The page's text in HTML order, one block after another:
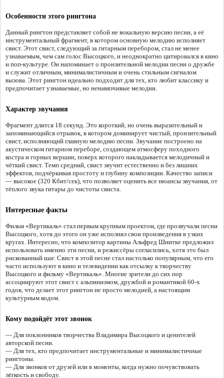
Особенности этого рингтона
Данный рингтон представляет собой не вокальную версию песни, а её
инструментальный фрагмент, в котором основную мелодию исполняет
свист. Этот свист, следующий за гитарным перебором, стал не менее
узнаваемым, чем сам голос Высоцкого, и неоднократно цитировался в кино
и поп-культуре. Он напоминает о пронзительной мелодии песни о дружбе
и служит отличным, минималистичным и очень стильным сигналом
вызова. Этот рингтон идеально подходит для тех, кто любит классику и
предпочитает узнаваемые, но ненавязчивые мелодии.
Характер звучания
Фрагмент длится 18 секунд. Это короткий, но очень выразительный и
запоминающийся отрывок, в котором доминирует чистый, пронзительный
свист, исполняющий главную мелодию песни. Звучание построено на
акустическом гитарном переборе, создающем атмосферу походного
костра и горных вершин, поверх которого накладывается мелодичный и
чёткий свист. Темп средний, свист звучит естественно и без лишних
эффектов, подчёркивая простоту и глубину композиции. Качество записи
— высокое (320 Кбит/сек), что позволяет оценить все нюансы звучания, от
тёплого звука гитары до чистоты свиста.
Интересные факты
Фильм «Вертикаль» стал первым крупным проектом, где прозвучали песни
Высоцкого, хотя до этого он уже исполнял свои произведения в узких
кругах. Интересно, что композитор картины Альфред Шнитке предложил
использовать именно эти песни, и режиссёры согласились, хотя это был
рискованный шаг. Свист в этой песне стал настолько популярным, что его
часто используют в кино и телевидении как отсылку к творчеству
Высоцкого и фильму «Вертикаль». Многие зрители до сих пор
ассоциируют этот свист с альпинизмом, дружбой и романтикой 60-х
годов, что делает этот рингтон не просто мелодией, а настоящим
культурным кодом.
Кому подойдёт этот звонок
— Для поклонников творчества Владимира Высоцкого и ценителей
авторской песни.
— Для тех, кто предпочитает инструментальные и минималистичные
рингтоны.
— Для звонков от друзей или в моменты, когда нужно почувствовать
лёгкость и свободу.